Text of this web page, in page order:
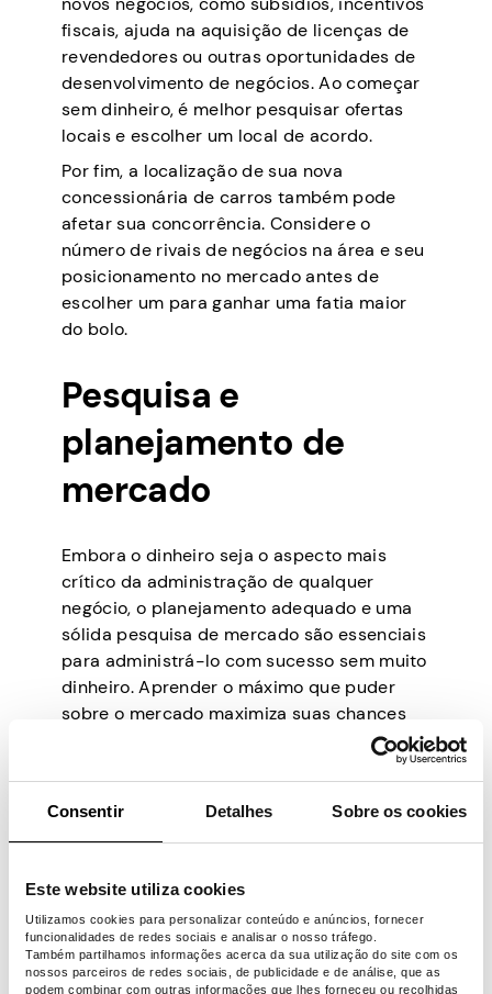
Consentir Detalhes Sobre os cookies
Este website utiliza cookies
Utilizamos cookies para personalizar conteúdo e anúncios, fornecer
funcionalidades de redes sociais e analisar o nosso tráfego.
Também partilhamos informações acerca da sua utilização do site com os
nossos parceiros de redes sociais, de publicidade e de análise, que as
podem combinar com outras informações que lhes forneceu ou recolhidas
fiscais, ajuda na aquisição de licenças de
revendedores ou outras oportunidades de
desenvolvimento de negócios. Ao começar
sem dinheiro, é melhor pesquisar ofertas
locais e escolher um local de acordo.
Por fim, a localização de sua nova
concessionária de carros também pode
afetar sua concorrência. Considere o
número de rivais de negócios na área e seu
posicionamento no mercado antes de
escolher um para ganhar uma fatia maior
do bolo.
Pesquisa e
planejamento de
mercado
Embora o dinheiro seja o aspecto mais
crítico da administração de qualquer
negócio, o planejamento adequado e uma
sólida pesquisa de mercado são essenciais
para administrá-lo com sucesso sem muito
dinheiro. Aprender o máximo que puder
sobre o mercado maximiza suas chances
Certifique-se de entender a indústria
automotiva, as condições do mercado local
concorrentes, tendências e lacunas no
sucesso.
Identificar seus clientes-alvo também é